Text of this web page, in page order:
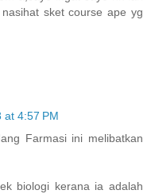
sket course ape yg
at 4:57 PM
Farmasi ini melibatkan
biologi kerana ia adalah